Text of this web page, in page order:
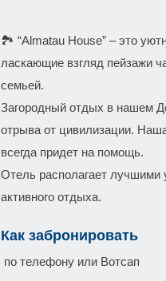
🏞️ “Almatau House” – это
ласкающие взгляд пейзажи
семьей.
Загородный отдых в нашем
отрыва от цивилизации.
всегда придет на помощь.
Отель располагает
активного отдыха.
Как забронировать
по телефону или Вотсап